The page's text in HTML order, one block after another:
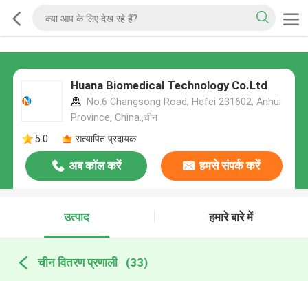
Huana Biomedical Technology Co.Ltd
No.6 Changsong Road, Hefei 231602, Anhui
Province, China.,चीन
5.0
सत्यापित प्रदायक
अब कॉल करें हमसे संपर्क करें
उत्पाद हमारे बारे में
चीन वितरण प्रणाली (33)